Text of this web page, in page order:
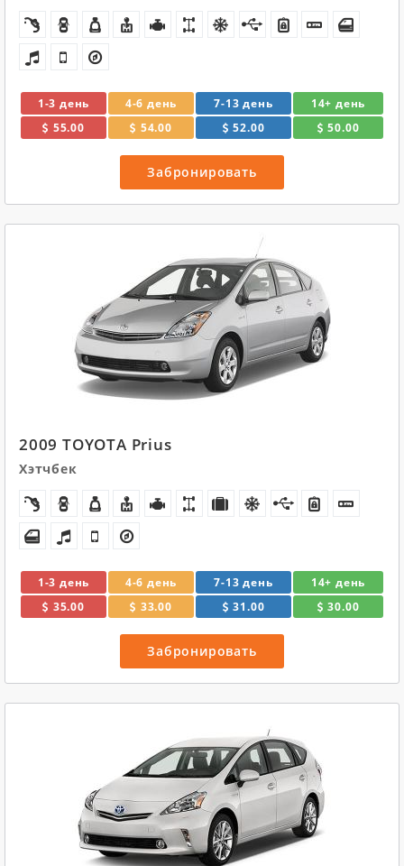
1-3 день 4-6 день 7-13 день
14+ день
55.00
54.00 52.00 50.00
Забронировать
2009 TOYOTA Prius
Хэтчбек
1-3 день 4-6 день 7-13 день
14+ день
35.00
33.00 31.00 30.00
Забронировать